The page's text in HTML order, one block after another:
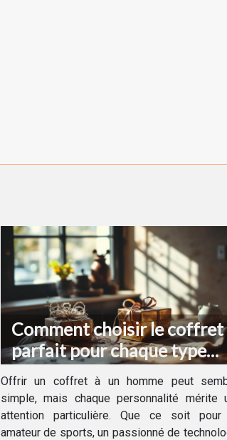
Comment choisir le coffret
parfait pour chaque type
d'homme ?
Offrir un coffret à un homme peut
simple, mais chaque personnalité mérite
attention particulière. Que ce soit pour
amateur de sports, un passionné de